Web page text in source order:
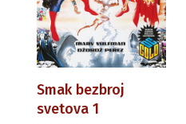
Smak bezbroj
svetova 1